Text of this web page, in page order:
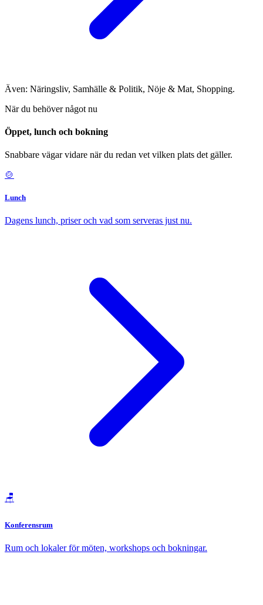
Även: Näringsliv, Samhälle & Politik, Nöje & Mat, Shopping.
När du behöver något nu
Öppet, lunch och bokning
Snabbare vägar vidare när du redan vet vilken plats det gäller.
🍲
Lunch
Dagens lunch, priser och vad som serveras just nu.
🪑
Konferensrum
Rum och lokaler för möten, workshops och bokningar.